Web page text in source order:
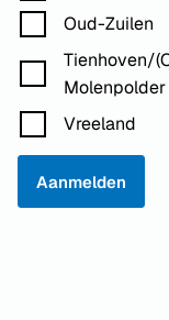
Oud-Zuilen
Tienhoven/
Molenpolder
Vreeland
Aanmelden